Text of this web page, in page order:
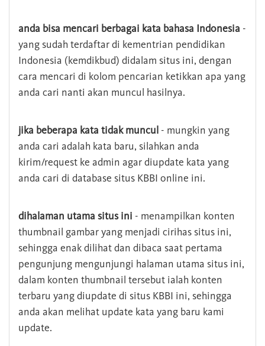
anda bisa mencari berbagai kata bahasa Indonesia -
yang sudah terdaftar di kementrian pendidikan
Indonesia (kemdikbud) didalam situs ini, dengan
cara mencari di kolom pencarian ketikkan apa yang
anda cari nanti akan muncul hasilnya.
jika beberapa kata tidak muncul - mungkin yang
anda cari adalah kata baru, silahkan anda
kirim/request ke admin agar diupdate kata yang
anda cari di database situs KBBI online ini.
dihalaman utama situs ini - menampilkan konten
thumbnail gambar yang menjadi cirihas situs ini,
sehingga enak dilihat dan dibaca saat pertama
pengunjung mengunjungi halaman utama situs ini,
dalam konten thumbnail tersebut ialah konten
terbaru yang diupdate di situs KBBI ini, sehingga
anda akan melihat update kata yang baru kami
update.